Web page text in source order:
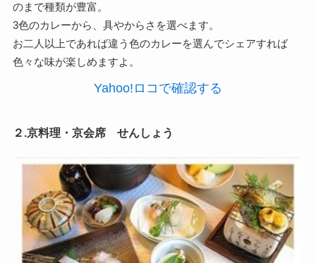
のまで種類が豊富。
3色のカレーから、具やからさを選べます。
お二人以上であれば違う色のカレーを選んでシェアすれば
色々な味が楽しめますよ。
Yahoo!ロコで確認する
２.京料理・京会席 せんしょう